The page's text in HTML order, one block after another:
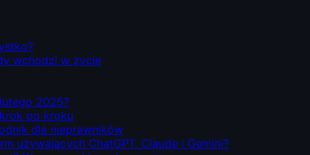
wchodzi w życie
2025?
po kroku
dla nieprawników
używających ChatGPT, Claude i Gemini?